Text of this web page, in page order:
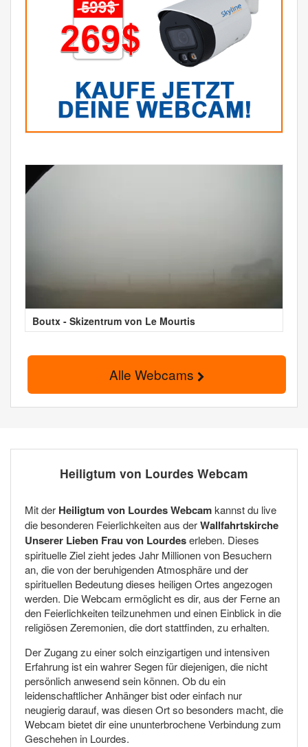
Boutx - Skizentrum von Le Mourtis
Alle Webcams
Heiligtum von Lourdes Webcam
Mit der Heiligtum von Lourdes Webcamkannst du live
die besonderen Feierlichkeiten aus derWallfahrtskirche
Unserer Lieben Frau von Lourdeserleben. Dieses
spirituelle Ziel zieht jedes Jahr Millionen von Besuchern
an, die von der beruhigenden Atmosphäre und der
spirituellen Bedeutung dieses heiligen Ortes angezogen
werden. Die Webcam ermöglicht es dir, aus der Ferne an
den Feierlichkeiten teilzunehmen und einen Einblick in die
religiösen Zeremonien, die dort stattfinden, zu erhalten.
Der Zugang zu einer solch einzigartigen und intensiven
Erfahrung ist ein wahrer Segen für diejenigen, die nicht
persönlich anwesend sein können. Ob du ein
leidenschaftlicher Anhänger bist oder einfach nur
neugierig darauf, was diesen Ort so besonders macht, die
Webcam bietet dir eine ununterbrochene Verbindung zum
Geschehen in Lourdes.